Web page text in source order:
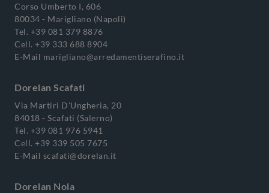
Corso Umberto I, 606
80034 - Marigliano (Napoli)
Tel. +39 081 379 8876
Cell. +39 333 688 8904
E-Mail marigliano@arredamentiserafino.it
Dorelan Scafati
Via Martiri D'Ungheria, 20
84018 - Scafati (Salerno)
Tel. +39 081 976 5941
Cell. +39 339 505 7675
E-Mail scafati@dorelan.it
Dorelan Nola